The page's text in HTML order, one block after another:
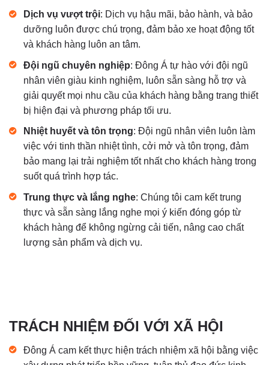
Dịch vụ vượt trội: Dịch vụ hậu mãi, bảo hành, và bảo
dưỡng luôn được chú trọng, đảm bảo xe hoạt động tốt
và khách hàng luôn an tâm.
Đội ngũ chuyên nghiệp: Đông Á tự hào với đội ngũ
nhân viên giàu kinh nghiệm, luôn sẵn sàng hỗ trợ và
giải quyết mọi nhu cầu của khách hàng bằng trang thiết
bị hiện đại và phương pháp tối ưu.
Nhiệt huyết và tôn trọng: Đội ngũ nhân viên luôn làm
việc với tinh thần nhiệt tình, cởi mở và tôn trọng, đảm
bảo mang lại trải nghiệm tốt nhất cho khách hàng trong
suốt quá trình hợp tác.
Trung thực và lắng nghe: Chúng tôi cam kết trung
thực và sẵn sàng lắng nghe mọi ý kiến đóng góp từ
khách hàng để không ngừng cải tiến, nâng cao chất
lượng sản phẩm và dịch vụ.
TRÁCH NHIỆM ĐỐI VỚI XÃ HỘI
Đông Á cam kết thực hiện trách nhiệm xã hội bằng việc